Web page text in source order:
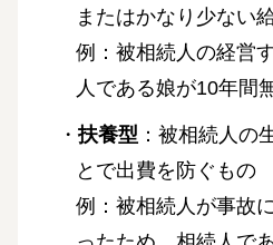
またはかなり少ない
例：被相続人の経営
人である娘が10年間
・扶養型 ：被相続人の
とで出費を防ぐもの
例：被相続人が事故